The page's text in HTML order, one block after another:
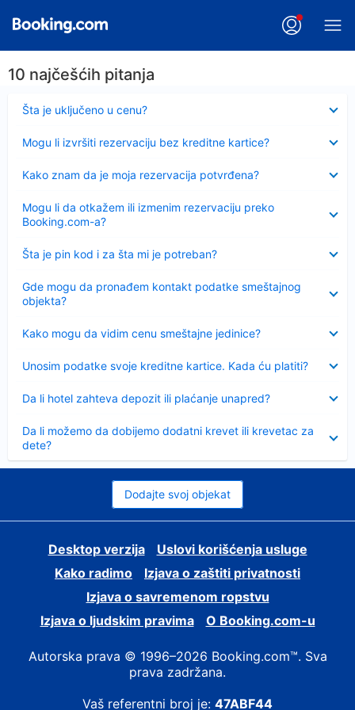
10 najčešćih pitanja
Šta je uključeno u cenu?
Sažeto
Mogu li izvršiti rezervaciju bez kreditne kartice?
Kako znam da je moja rezervacija potvrđena?
Mogu li da otkažem ili izmenim rezervaciju preko
Booking.com-a?
Šta je pin kod i za šta mi je potreban?
Sažeto
Gde mogu da pronađem kontakt podatke smeštajnog
objekta?
Kako mogu da vidim cenu smeštajne jedinice?
Unosim podatke svoje kreditne kartice. Kada ću platiti?
Da li hotel zahteva depozit ili plaćanje unapred?
Da li možemo da dobijemo dodatni krevet ili krevetac za
dete?
Dodajte svoj objekat
Desktop verzija
Uslovi korišćenja usluge
Kako radimo
Izjava o zaštiti privatnosti
Izjava o savremenom ropstvu
Izjava o ljudskim pravima
О Booking.com-u
Autorska prava © 1996–2026 Booking.com™. Sva
prava zadržana.
Vaš referentni broj je: 47ABF44